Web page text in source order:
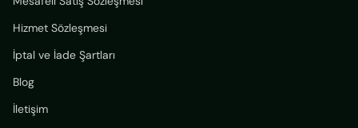
Hizmet Sözleşmesi
İptal ve İade Şartları
Blog
İletişim